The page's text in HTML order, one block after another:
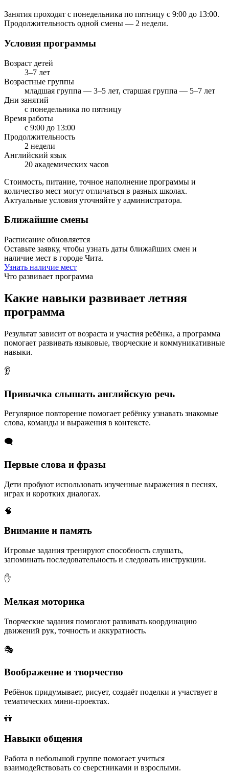
Занятия проходят с понедельника по пятницу с 9:00 до 13:00.
Продолжительность одной смены — 2 недели.
Условия программы
Возраст детей
3–7 лет
Возрастные группы
младшая группа — 3–5 лет, старшая группа — 5–7 лет
Дни занятий
с понедельника по пятницу
Время работы
с 9:00 до 13:00
Продолжительность
2 недели
Английский язык
20 академических часов
Стоимость, питание, точное наполнение программы и
количество мест могут отличаться в разных школах.
Актуальные условия уточняйте у администратора.
Ближайшие смены
Расписание обновляется
Оставьте заявку, чтобы узнать даты ближайших смен и
наличие мест в городе Чита.
Узнать наличие мест
Что развивает программа
Какие навыки развивает летняя
программа
Результат зависит от возраста и участия ребёнка, а программа
помогает развивать языковые, творческие и коммуникативные
навыки.
👂
Привычка слышать английскую речь
Регулярное повторение помогает ребёнку узнавать знакомые
слова, команды и выражения в контексте.
🗨️
Первые слова и фразы
Дети пробуют использовать изученные выражения в песнях,
играх и коротких диалогах.
🧠
Внимание и память
Игровые задания тренируют способность слушать,
запоминать последовательность и следовать инструкции.
✋
Мелкая моторика
Творческие задания помогают развивать координацию
движений рук, точность и аккуратность.
🎭
Воображение и творчество
Ребёнок придумывает, рисует, создаёт поделки и участвует в
тематических мини-проектах.
👫
Навыки общения
Работа в небольшой группе помогает учиться
взаимодействовать со сверстниками и взрослыми.